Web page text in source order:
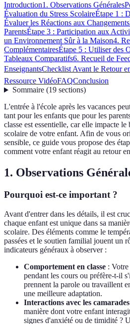
Introduction1. Observations Générales
Évaluation du Stress ScolaireÉtape 1 :
Évaluer les Réactions aux Changements
ParentsÉtape 3 : Participation aux
un Environnement Sûr à la Maison4.
ComplémentairesÉtape 5 : Utiliser des
Tableaux Comparatifs6. Recueil de
EnseignantsChecklist Avant le Retour
Ressource VidéoFAQConclusion
Sommaire(19 sections)
L'entrée à l'école après les vacances
tant pour les enfants que pour les
classe est essentielle, car elle impacte le
scolaire de votre enfant. Afin de vous
sensible, ce guide vous propose des
comment votre enfant réagit au retour
1. Observations
Pourquoi est-ce important ?
Avant d'entrer dans les détails, il est
chaque enfant est unique dans sa
scolaire. Des éléments comme le
passées et le soutien familial jouent un
indicateurs généraux à observer :
Comportement en classe :
pendant les cours ou préfère-t-il
prennent la parole ou travaillent
une meilleure adaptation.
Interactions avec les camarades
manière dont votre enfant
signes d'anxiété ou de timidité ?